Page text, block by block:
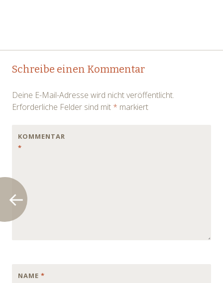
Post
Schreibe einen Kommentar
Deine E-Mail-Adresse wird nicht veröffentlicht.
Erforderliche Felder sind mit * markiert
KOMMENTAR
*
NAME *